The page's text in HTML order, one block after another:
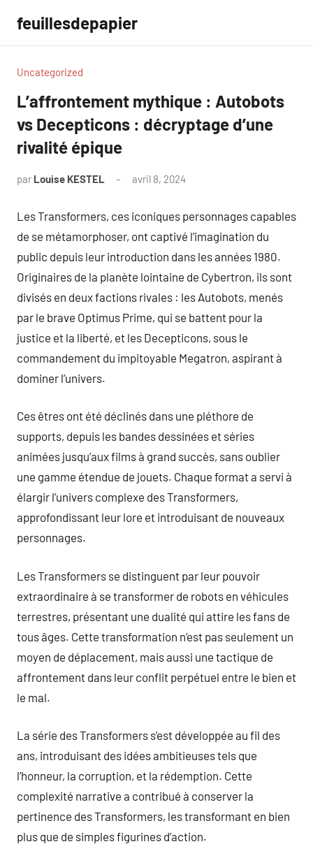
contenu
feuillesdepapier
Uncategorized
L’affrontement mythique : Autobots
vs Decepticons : décryptage d’une
rivalité épique
par Louise KESTEL avril 8, 2024
Les Transformers, ces iconiques personnages capables
de se métamorphoser, ont captivé l’imagination du
public depuis leur introduction dans les années 1980.
Originaires de la planète lointaine de Cybertron, ils sont
divisés en deux factions rivales : les Autobots, menés
par le brave Optimus Prime, qui se battent pour la
justice et la liberté, et les Decepticons, sous le
commandement du impitoyable Megatron, aspirant à
dominer l’univers.
Ces êtres ont été déclinés dans une pléthore de
supports, depuis les bandes dessinées et séries
animées jusqu’aux films à grand succès, sans oublier
une gamme étendue de jouets. Chaque format a servi à
élargir l’univers complexe des Transformers,
approfondissant leur lore et introduisant de nouveaux
personnages.
Les Transformers se distinguent par leur pouvoir
extraordinaire à se transformer de robots en véhicules
terrestres, présentant une dualité qui attire les fans de
tous âges. Cette transformation n’est pas seulement un
moyen de déplacement, mais aussi une tactique de
affrontement dans leur conflit perpétuel entre le bien et
le mal.
La série des Transformers s’est développée au fil des
ans, introduisant des idées ambitieuses tels que
l’honneur, la corruption, et la rédemption. Cette
complexité narrative a contribué à conserver la
pertinence des Transformers, les transformant en bien
plus que de simples figurines d’action.